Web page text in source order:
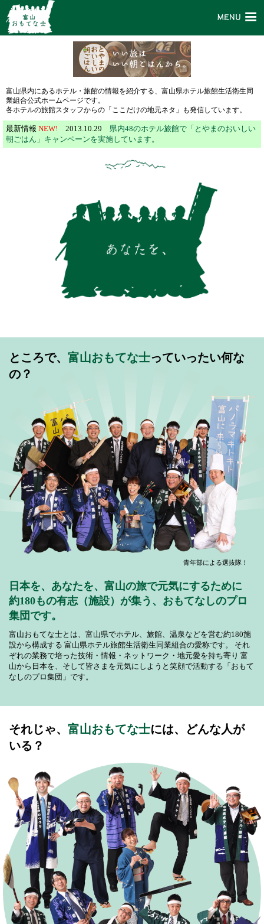
富山県内にあるホテル・旅館の情報を紹介する、富山県ホテル旅館生活衛生同
業組合公式ホームページです。
各ホテルの旅館スタッフからの「ここだけの地元ネタ」も発信しています。
最新情報 NEW! 2013.10.29 県内48のホテル旅館で「とやまのおいしい
朝ごはん」キャンペーンを実施しています。
ところで、 富山おもてな士っていったい何な
の？
青年部による選抜隊！
日本を、あなたを、富山の旅で元気にするために
約180もの有志（施設）が集う、おもてなしのプロ
集団です。
富山おもてな士とは、富山県でホテル、旅館、温泉などを営む約180施
設から構成する 富山県ホテル旅館生活衛生同業組合の愛称です。
それ
ぞれの業務で培った技術・情報・ネットワーク・地元愛を持ち寄り 富
山から日本を、そして皆さまを元気にしようと笑顔で活動する「おもて
なしのプロ集団」です。
それじゃ、 富山おもてな士には、どんな人が
いる？